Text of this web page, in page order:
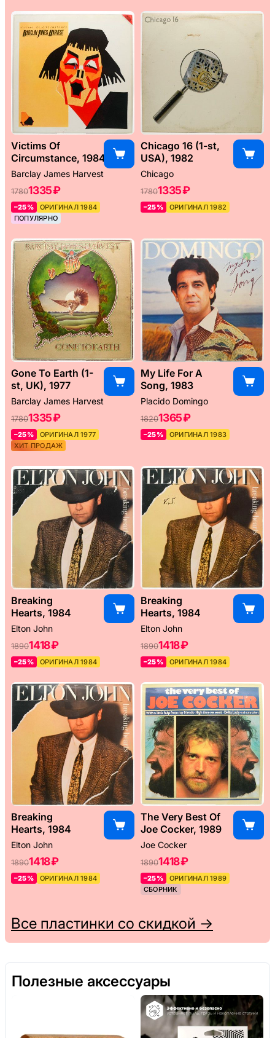
Victims Of
Circumstance, 1984
Barclay James Harvest
17801335 ₽
–25%
ОРИГИНАЛ 1984
ПОПУЛЯРНО
Chicago 16 (1-st,
USA), 1982
Chicago
17801335 ₽
–25% ОРИГИНАЛ 1982
Gone To Earth (1-
st, UK), 1977
Barclay James Harvest
17801335 ₽
–25%
ОРИГИНАЛ 1977
ХИТ ПРОДАЖ
My Life For A
Song, 1983
Placido Domingo
18201365 ₽
–25% ОРИГИНАЛ 1983
Breaking
Hearts, 1984
Elton John
18901418 ₽
–25% ОРИГИНАЛ 1984
Breaking
Hearts, 1984
Elton John
18901418 ₽
–25% ОРИГИНАЛ 1984
Breaking
Hearts, 1984
Elton John
18901418 ₽
–25% ОРИГИНАЛ 1984
The Very Best Of
Joe Cocker, 1989
Joe Cocker
18901418 ₽
–25%
ОРИГИНАЛ 1989
СБОРНИК
Все пластинки со скидкой →
Полезные аксессуары